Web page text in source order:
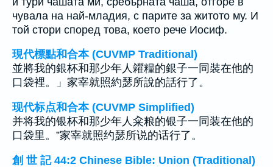
чувала на най-младия, с парите за житото му. И
той стори според това, което рече Иосиф.
現代標點和合本 (CUVMP Traditional)
並將我的銀杯和那少年人糴糧的銀子一同裝在他的
口袋裡。」家宰就照約瑟所說的話行了。
现代标点和合本 (CUVMP Simplified)
并将我的银杯和那少年人籴粮的银子一同装在他的
口袋里。”家宰就照约瑟所说的话行了。
創 世 記 44:2 Chinese Bible: Union (Traditional)